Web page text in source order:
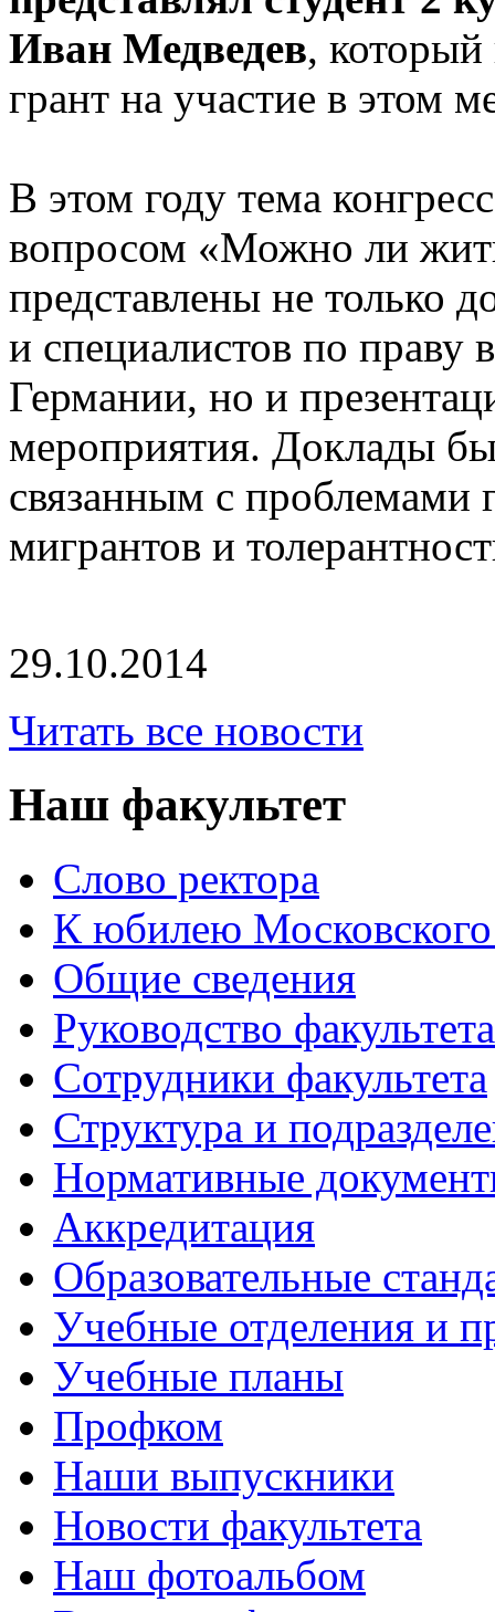
Иван Медведев,
грант на участие в этом
В этом году тема
вопросом «Можно ли
представлены не только
и специалистов по праву
Германии, но и
мероприятия. Доклады
связанным с проблемами
мигрантов и
29.10.2014
Читать все новости
Наш факультет
Слово ректора
К юбилею Московского
Общие сведения
Руководство факультета
Сотрудники факультета
Структура и
Нормативные
Аккредитация
Образовательные
Учебные отделения и
Учебные планы
Профком
Наши выпускники
Новости факультета
Наш фотоальбом